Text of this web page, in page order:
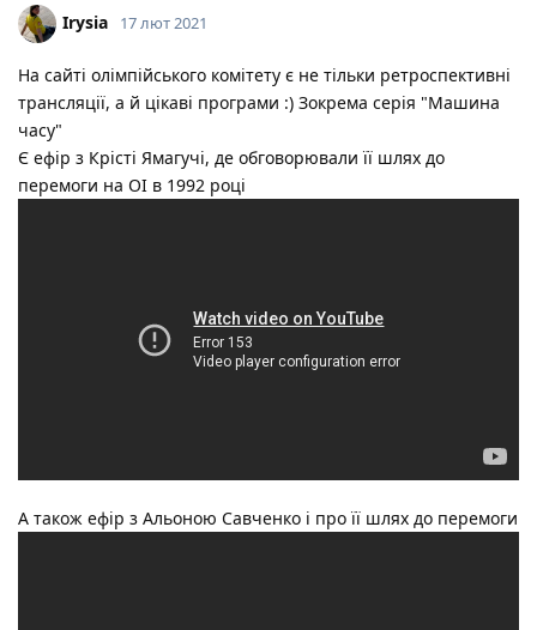
Irysia 17 лют 2021
На сайті олімпійського комітету є не тільки ретроспективні
трансляції, а й цікаві програми :) Зокрема серія "Машина
часу"
Є ефір з Крісті Ямагучі, де обговорювали її шлях до
перемоги на ОІ в 1992 році
А також ефір з Альоною Савченко і про її шлях до перемоги